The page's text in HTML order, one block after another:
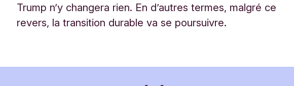
Trump n’y changera rien. En d’autres termes, malgré ce
revers, la transition durable va se poursuivre.